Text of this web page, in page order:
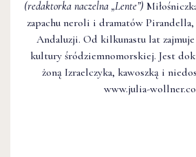
(redaktorka naczelna „Lente”)
zapachu neroli i dramatów
Andaluzji. Od kilkunastu lat
kultury śródziemnomorskiej. Jest
żoną Izraelczyka, kawoszką i
www.julia-